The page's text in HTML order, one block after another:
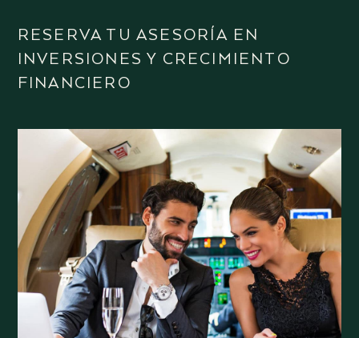
RESERVA TU ASESORÍA EN
INVERSIONES Y CRECIMIENTO
FINANCIERO